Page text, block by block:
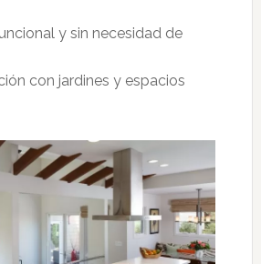
y sin necesidad de
con jardines y espacios